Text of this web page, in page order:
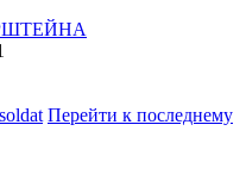
soldat Перейти к последнему